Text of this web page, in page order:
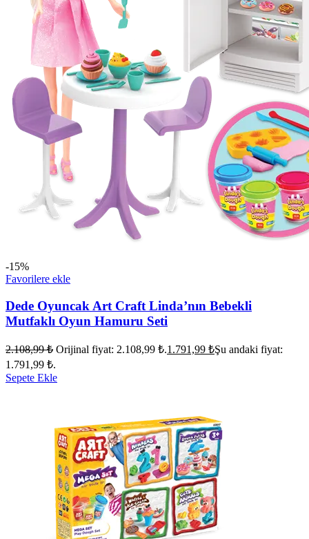
-15%
Favorilere ekle
Dede Oyuncak Art Craft Linda’nın Bebekli
Mutfaklı Oyun Hamuru Seti
2.108,99₺ Orijinal fiyat: 2.108,99 ₺.1.791,99 ₺Şu andaki fiyat:
1.791,99 ₺.
Sepete Ekle